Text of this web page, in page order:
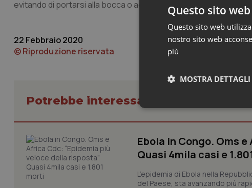
evitando di portarsi alla bocca o agli occhi le mani non lavate”,
22 Febbraio 2020
© Riproduzione riservata
Potrebbe interessarti in Scienza e
Ebola in Congo. Oms
Quasi 4mila casi e
L’epidemia di Ebola nella
del Paese, sta avanzando più
Questo sito
Questo sito web
nostro sito web
più
MOSTRA DETTAGLI
Necessari